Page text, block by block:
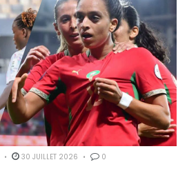
30 JUILLET 2026 0